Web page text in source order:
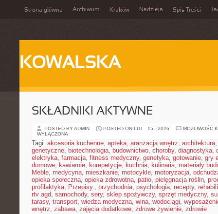
Strona główna Archiwum Kraków Nadzieja Spis Treści
KOWALSKA
SKŁADNIKI AKTYWNE
POSTED BY ADMIN POSTED ON LUT - 15 - 2026
MOŻLIWOŚĆ
WYŁĄCZONA
Tagi: akcesoria kuchenne, apteka, aranżacja wnętrz, architektura
genetyczne, biotechnologia, budownictwo, choroby, diagnostyka,
elektryka, farmacja, fitness medyczny, genetyka, gotowanie, gry
domowe, kawiarnie, korepetycje, kuchnia, kulinaria, materiały
Meble, medycyna, mieszkanie, motocykle, motoryzacja,
opieka społeczna, opieka zdrowotna, patio, pielęgnacja roślin,
profilaktyka, Przepisy., przychodnia, psychologia, recepty,
rtv agd, samochody, sery, sklep spożywczy, sprzęt medyczny,
tarasy, transport, wiedza medyczna, wina, wodociągi,
wnętrz, zabawa, zajęcia dodatkowe, zdrowe żywienie, zdrowie